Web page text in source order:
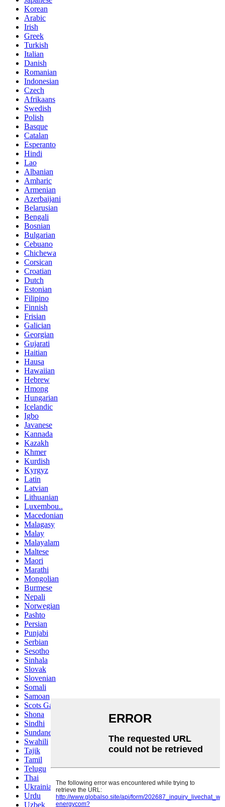
Korean
Arabic
Irish
Greek
Turkish
Italian
Danish
Romanian
Indonesian
Czech
Afrikaans
Swedish
Polish
Basque
Catalan
Esperanto
Hindi
Lao
Albanian
Amharic
Armenian
Azerbaijani
Belarusian
Bengali
Bosnian
Bulgarian
Cebuano
Chichewa
Corsican
Croatian
Dutch
Estonian
Filipino
Finnish
Frisian
Galician
Georgian
Gujarati
Haitian
Hausa
Hawaiian
Hebrew
Hmong
Hungarian
Icelandic
Igbo
Javanese
Kannada
Kazakh
Khmer
Kurdish
Kyrgyz
Latin
Latvian
Lithuanian
Luxembou..
Macedonian
Malagasy
Malay
Malayalam
Maltese
Maori
Marathi
Mongolian
Burmese
Nepali
Norwegian
Pashto
Persian
Punjabi
Serbian
Sesotho
Sinhala
Slovak
Slovenian
Somali
Samoan
Scots Gaelic
Shona
Sindhi
Sundanese
Swahili
Tajik
Tamil
Telugu
Thai
Ukrainian
Urdu
Uzbek